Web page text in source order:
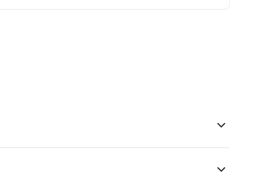
Maar ook bij het herkennen van taal.